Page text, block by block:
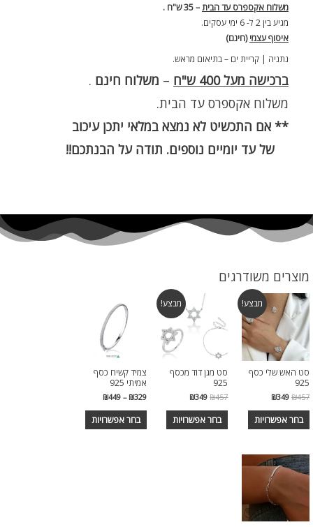
משלוח אקספרס עד הבית– 35 ש"ח .
מגיע בין 2 ל- 6 ימי עסקים.
איסוף עצמי(חינם)
נתניה | קריית ים – בתיאום מראש.
ברכישה מעל 400 ש"ח – משלוח חינם .
משלוח אקספרס עד הבית.
** אם התכשיט לא נמצא במלאי יתכן עיכוב
של עד יומיים נוספים. תודה על הבנתכם!!
מוצרים משודרגים
מבצע!
סט האש שלי כסף
925
₪457
₪349
בחר אפשרויות
מבצע!
סט מגן דוד מכסף
925
₪457
₪349
בחר אפשרויות
צמיד קשיח כסף
אמיתי 925
₪329
–
₪449
בחר אפשרויות